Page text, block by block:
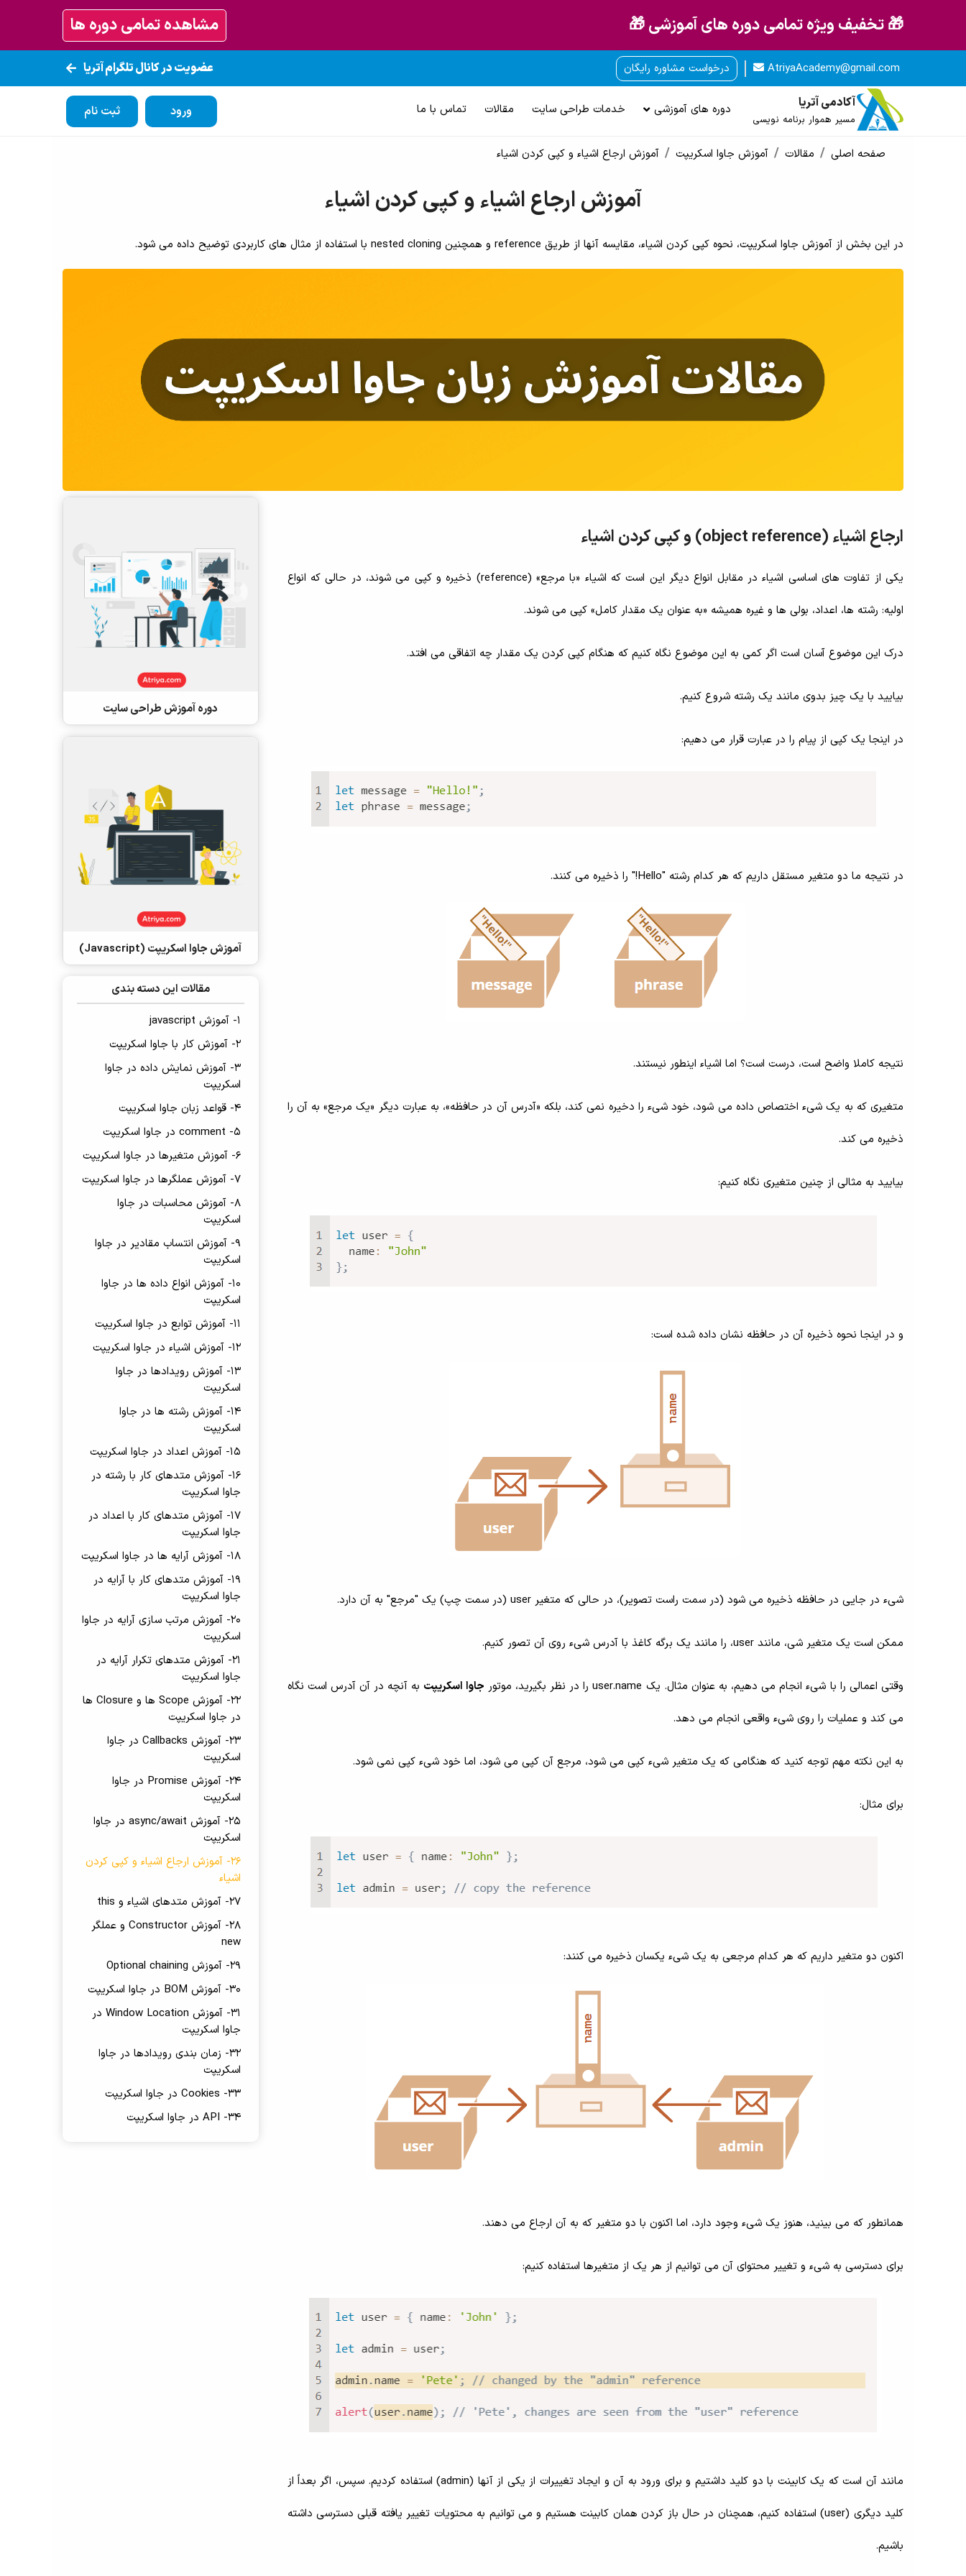
🎁 تخفیف ویژه تمامی دوره های آموزشی 🎁 مشاهده تمامی دوره ها
AtriyaAcademy@gmail.com درخواست مشاوره رایگان
عضویت در کانال تلگرام آتریا
آکادمی آتریا
مسیر هموار برنامه نویسی
دوره های آموزشی خدمات طراحی سایت مقالات تماس با ما ورود ثبت نام
صفحه اصلی مقالات آموزش جاوا اسکریپت آموزش ارجاع اشیاء و کپی کردن اشیاء
آموزش ارجاع اشیاء و کپی کردن اشیاء
در این بخش از آموزش جاوا اسکریپت، نحوه کپی کردن اشیاء، مقایسه آنها از طریق reference و همچنین nested cloning با استفاده از مثال های کاربردی توضیح داده می شود.
ارجاع اشیاء (object reference) و کپی کردن اشیاء
یکی از تفاوت های اساسی اشیاء در مقابل انواع دیگر این است که اشیاء «با مرجع» (reference) ذخیره و کپی می شوند، در حالی که انواع
اولیه: رشته ها، اعداد، بولی ها و غیره همیشه «به عنوان یک مقدار کامل» کپی می شوند.
درک این موضوع آسان است اگر کمی به این موضوع نگاه کنیم که هنگام کپی کردن یک مقدار چه اتفاقی می افتد.
بیایید با یک چیز بدوی مانند یک رشته شروع کنیم.
در اینجا یک کپی از پیام را در عبارت قرار می دهیم:
در نتیجه ما دو متغیر مستقل داریم که هر کدام رشته "Hello!" را ذخیره می کنند.
نتیجه کاملا واضح است، درست است؟ اما اشیاء اینطور نیستند.
متغیری که به یک شیء اختصاص داده می شود، خود شیء را دخیره نمی کند، بلکه «آدرس آن در حافظه»، به عبارت دیگر «یک مرجع» به آن را
ذخیره می کند.
بیایید به مثالی از چنین متغیری نگاه کنیم:
و در اینجا نحوه ذخیره آن در حافظه نشان داده شده است:
شیء در جایی در حافظه ذخیره می شود (در سمت راست تصویر)، در حالی که متغیر user (در سمت چپ) یک "مرجع" به آن دارد.
ممکن است یک متغیر شی، مانند user، را مانند یک برگه کاغذ با آدرس شیء روی آن تصور کنیم.
وقتی اعمالی را با شیء انجام می دهیم، به عنوان مثال. یک user.name را در نظر بگیرید، موتور جاوا اسکریپت به آنچه در آن آدرس است نگاه
می کند و عملیات را روی شیء واقعی انجام می دهد.
به این نکته مهم توجه کنید که هنگامی که یک متغیر شیء کپی می شود، مرجع آن کپی می شود، اما خود شیء کپی نمی شود.
برای مثال:
اکنون دو متغیر داریم که هر کدام مرجعی به یک شیء یکسان ذخیره می کنند:
همانطور که می بینید، هنوز یک شیء وجود دارد، اما اکنون با دو متغیر که به آن ارجاع می دهند.
برای دسترسی به شیء و تغییر محتوای آن می توانیم از هر یک از متغیرها استفاده کنیم:
مانند آن است که یک کابینت با دو کلید داشتیم و برای ورود به آن و ایجاد تغییرات از یکی از آنها (admin) استفاده کردیم. سپس، اگر بعداً از
کلید دیگری (user) استفاده کنیم، همچنان در حال باز کردن همان کابینت هستیم و می توانیم به محتویات تغییر یافته قبلی دسترسی داشته
باشیم.
دوره آموزش طراحی سایت
آموزش جاوا اسکریپت (Javascript)
مقالات این دسته بندی
1- آموزش javascript
2- آموزش کار با جاوا اسکریپت
3- آموزش نمایش داده در جاوا
اسکریپت
4- قواعد زبان جاوا اسکریپت
5- comment در جاوا اسکریپت
6- آموزش متغیرها در جاوا اسکریپت
7- آموزش عملگرها در جاوا اسکریپت
8- آموزش محاسبات در جاوا
اسکریپت
9- آموزش انتساب مقادیر در جاوا
اسکریپت
10- آموزش انواع داده ها در جاوا
اسکریپت
11- آموزش توابع در جاوا اسکریپت
12- آموزش اشیاء در جاوا اسکریپت
13- آموزش رویدادها در جاوا
اسکریپت
14- آموزش رشته ها در جاوا
اسکریپت
15- آموزش اعداد در جاوا اسکریپت
16- آموزش متدهای کار با رشته در
جاوا اسکریپت
17- آموزش متدهای کار با اعداد در
جاوا اسکریپت
18- آموزش آرایه ها در جاوا اسکریپت
19- آموزش متدهای کار با آرایه در
جاوا اسکریپت
20- آموزش مرتب سازی آرایه در جاوا
اسکریپت
21- آموزش متدهای تکرار آرایه در
جاوا اسکریپت
22- آموزش Scope ها و Closure ها
در جاوا اسکریپت
23- آموزش Callbacks در جاوا
اسکریپت
24- آموزش Promise در جاوا
اسکریپت
25- آموزش async/await در جاوا
اسکریپت
26- آموزش ارجاع اشیاء و کپی کردن
اشیاء
27- آموزش متدهای اشیاء و this
28- آموزش Constructor و عملگر
new
29- آموزش Optional chaining
30- آموزش BOM در جاوا اسکریپت
31- آموزش Window Location در
جاوا اسکریپت
32- زمان بندی رویدادها در جاوا
اسکریپت
33- Cookies در جاوا اسکریپت
34- API در جاوا اسکریپت